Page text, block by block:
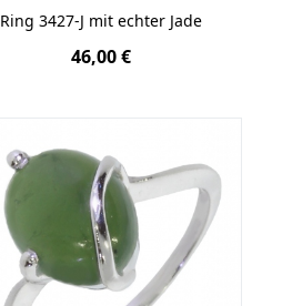
Ring 3427-J mit echter Jade
46,00 €